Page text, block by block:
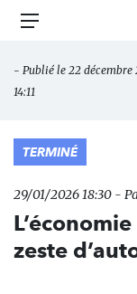
Aller
principal
Menu
- Publié le 22
14:11
TERMINÉ
29/01/2026 18:30 -
zeste